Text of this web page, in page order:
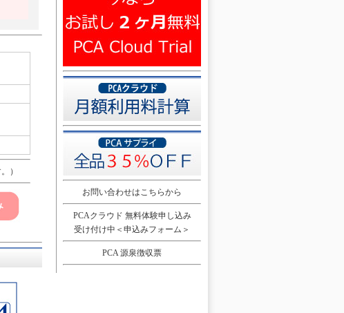
お問い合わせはこちらから
PCAクラウド 無料体験申し込み
受け付け中＜申込みフォーム＞
PCA 源泉徴収票
）